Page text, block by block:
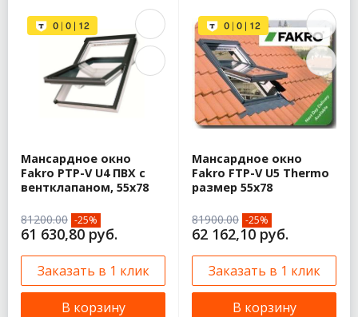
Мансардное окно
Fakro PTP-V U4 ПВХ с
вентклапаном, 55х78
81200.00 -25%
61 630,80 руб.
Заказать в 1 клик
В корзину
Мансардное окно
Fakro FTP-V U5 Thermo
размер 55х78
81900.00 -25%
62 162,10 руб.
Заказать в 1 клик
В корзину